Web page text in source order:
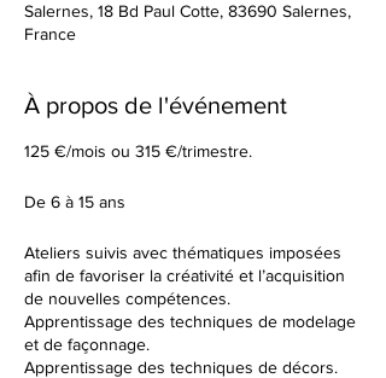
Salernes, 18 Bd Paul Cotte, 83690 Salernes,
France
À propos de l'événement
125 €/mois ou 315 €/trimestre.
De 6 à 15 ans
Ateliers suivis avec thématiques imposées
afin de favoriser la créativité et l’acquisition
de nouvelles compétences.
Apprentissage des techniques de modelage
et de façonnage.
Apprentissage des techniques de décors.